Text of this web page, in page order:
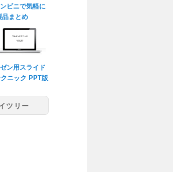
ビニで気軽に
品まとめ
ン用スライド
ニック PPT版
ツリー